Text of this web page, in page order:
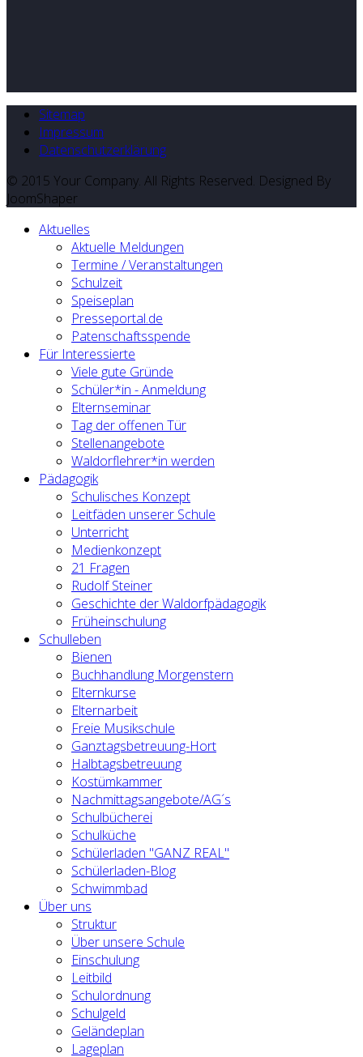
Sitemap
Impressum
Datenschutzerklärung
© 2015 Your Company. All Rights Reserved. Designed By
JoomShaper
Aktuelles
Aktuelle Meldungen
Termine / Veranstaltungen
Schulzeit
Speiseplan
Presseportal.de
Patenschaftsspende
Für Interessierte
Viele gute Gründe
Schüler*in - Anmeldung
Elternseminar
Tag der offenen Tür
Stellenangebote
Waldorflehrer*in werden
Pädagogik
Schulisches Konzept
Leitfäden unserer Schule
Unterricht
Medienkonzept
21 Fragen
Rudolf Steiner
Geschichte der Waldorfpädagogik
Früheinschulung
Schulleben
Bienen
Buchhandlung Morgenstern
Elternkurse
Elternarbeit
Freie Musikschule
Ganztagsbetreuung-Hort
Halbtagsbetreuung
Kostümkammer
Nachmittagsangebote/AG´s
Schulbücherei
Schulküche
Schülerladen "GANZ REAL"
Schülerladen-Blog
Schwimmbad
Über uns
Struktur
Über unsere Schule
Einschulung
Leitbild
Schulordnung
Schulgeld
Geländeplan
Lageplan